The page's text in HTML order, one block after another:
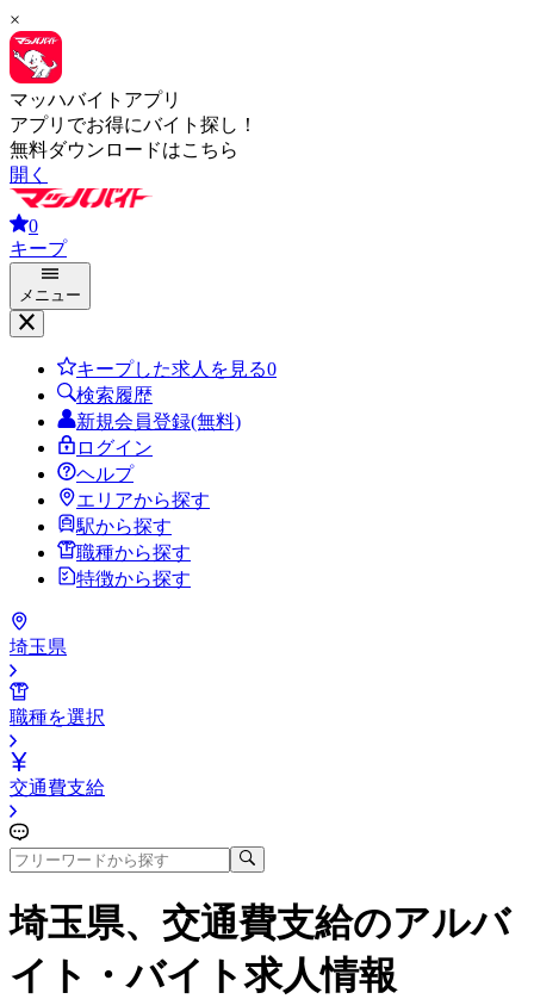
×
マッハバイトアプリ
アプリでお得にバイト探し！
無料ダウンロードはこちら
開く
0
キープ
メニュー
キープした求人を見る0
検索履歴
新規会員登録(無料)
ログイン
ヘルプ
エリアから探す
駅から探す
職種から探す
特徴から探す
埼玉県
職種を選択
交通費支給
埼玉県、交通費支給のアルバ
イト・バイト求人情報